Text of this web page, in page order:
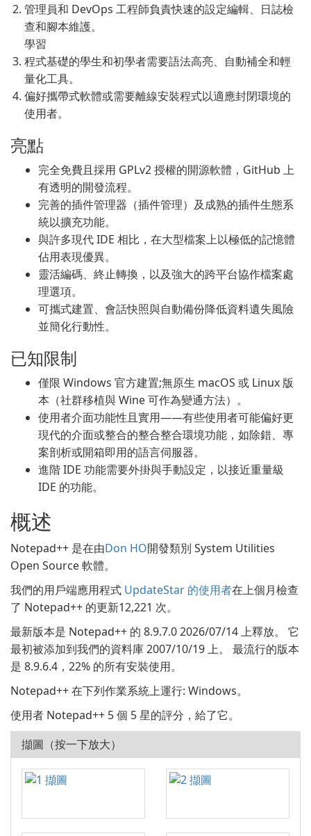
管理員和 DevOps 工程師負責快速的設定編輯、日誌檢
查和腳本維護。
學習
程式基礎的學生和初學者需要語法高亮、自動補全和輕
量化工具。
偏好攜帶式軟體或需要離線安裝程式以適應封閉環境的
使用者。
亮點
完全免費且採用 GPLv2 授權的開源軟體，GitHub 上
有透明的開發流程。
完善的插件管理器（插件管理）及成熟的插件生態系
統以擴充功能。
與許多現代 IDE 相比，在大型檔案上以極低的記憶體
佔用表現優異。
靈活編碼、終止轉換，以及強大的跨平台協作檔案處
理選項。
可攜式建置、會話快照與自動備份降低資料遺失風險
並簡化行動性。
已知限制
僅限 Windows 官方建置;無原生 macOS 或 Linux 版
本（社群移植與 Wine 可作為變通方法）。
使用者介面功能性且實用——有些使用者可能偏好更
現代的介面或整合的整合整合環境功能，如除錯、專
案剖析或開箱即用的語言伺服器。
進階 IDE 功能需要外掛與手動設定，以接近重量級
IDE 的功能。
概述
Notepad++ 是在由Don HO開發類別 System Utilities
Open Source 軟體。
我們的用戶端應用程式 UpdateStar 的使用者在上個月檢查
了 Notepad++ 的更新12,221 次。
最新版本是 Notepad++ 的 8.9.7.0 2026/07/14 上釋放。 它
最初被添加到我們的資料庫 2007/10/19 上。 最流行的版本
是 8.9.6.4，22% 的所有安裝使用。
Notepad++ 在下列作業系統上運行: Windows。
使用者 Notepad++ 5 個 5 星的評分，給了它。
擷圖（按一下放大）